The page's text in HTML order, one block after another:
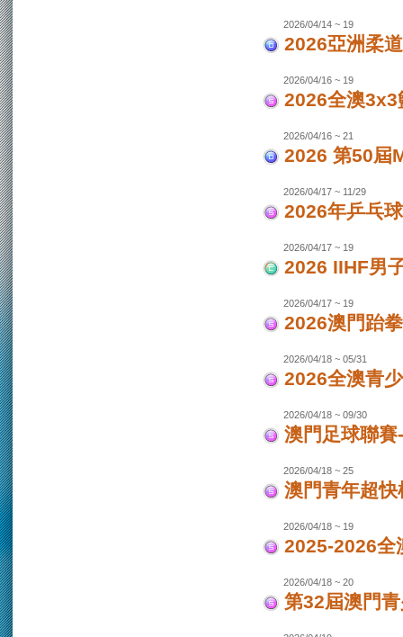
2026/04/14 ~ 19
2026亞洲柔
2026/04/16 ~ 19
2026全澳3x3
2026/04/16 ~ 21
2026 第50屆
2026/04/17 ~ 11/29
2026年乒乓
2026/04/17 ~ 19
2026 IIHF男
2026/04/17 ~ 19
2026澳門跆
2026/04/18 ~ 05/31
2026全澳青
2026/04/18 ~ 09/30
澳門足球聯
2026/04/18 ~ 25
澳門青年超快
2026/04/18 ~ 19
2025-2026全
2026/04/18 ~ 20
第32屆澳門